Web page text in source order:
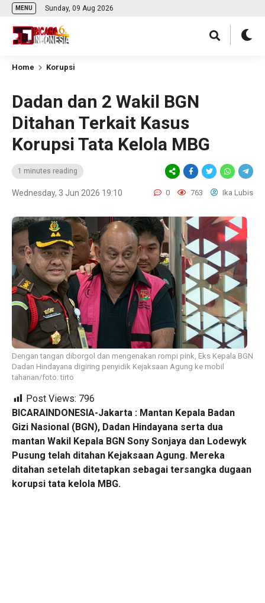
MENU Sunday, 09 Aug 2026
Home Korupsi
Dadan dan 2 Wakil BGN
Ditahan Terkait Kasus
Korupsi Tata Kelola MBG
1 minutes reading
Wednesday, 3 Jun 2026 19:10 0 763 Ika Lubis
Dengan tangan diborgol dan mengenakan rompi pink, Eks Kepala BGN
Dadan Hindayana digiring penyidik Kejaksaan Agung ke mobil
tahanan/foto: tirto
Post Views: 796
BICARAINDONESIA-Jakarta : Mantan Kepala Badan
Gizi Nasional (BGN), Dadan Hindayana serta dua
mantan Wakil Kepala BGN Sony Sonjaya dan Lodewyk
Pusung telah ditahan Kejaksaan Agung. Mereka
ditahan setelah ditetapkan sebagai tersangka dugaan
korupsi tata kelola MBG.